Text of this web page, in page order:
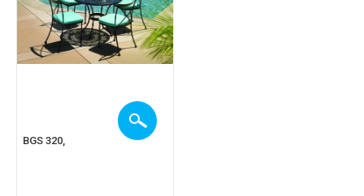
BGS 320,